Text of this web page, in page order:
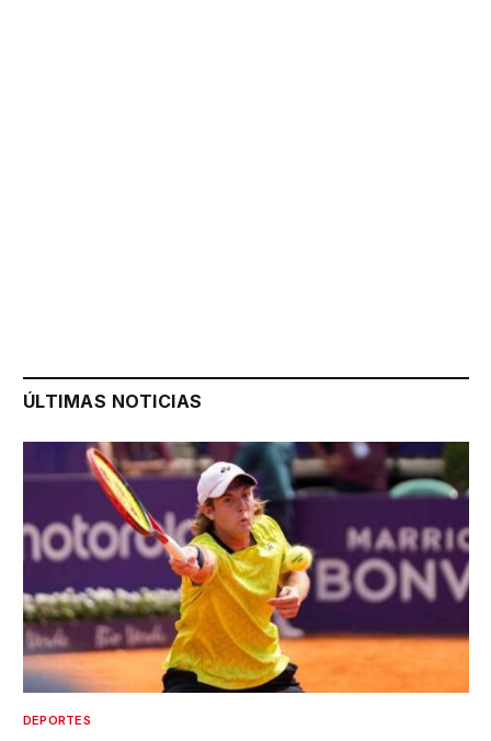
ÚLTIMAS NOTICIAS
DEPORTES